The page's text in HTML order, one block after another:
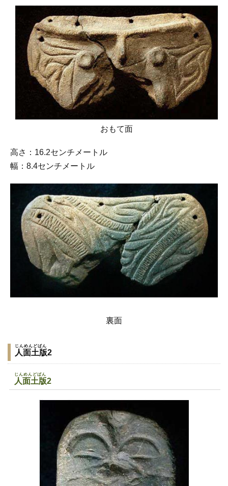
おもて面
高さ：16.2センチメートル
幅：8.4センチメートル
裏面
人面土版
じんめんどばん
2
人面土版
じんめんどばん
2